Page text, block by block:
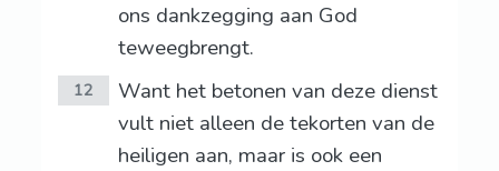
ons dankzegging aan God
teweegbrengt.
12
Want het betonen van deze dienst
vult niet alleen de tekorten van de
heiligen aan, maar is ook een